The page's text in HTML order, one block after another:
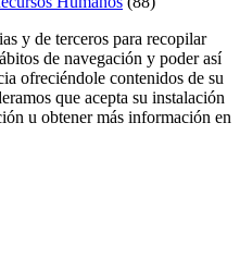
y de terceros para recopilar
de navegación y poder así
ofreciéndole contenidos de su
que acepta su instalación
u obtener más información en